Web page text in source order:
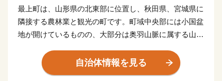
最上町は、山形県の北東部に位置し、秋田県、宮城県に
隣接する農林業と観光の町です。町域中央部には小国盆
地が開けているものの、大部分は奥羽山脈に属する山
南端には1,075ｍの扇山がそびえています。気候的には
寒冷多雨で、夏季には東風が吹き抜け、冬季は多雪。四
自治体情報を見る